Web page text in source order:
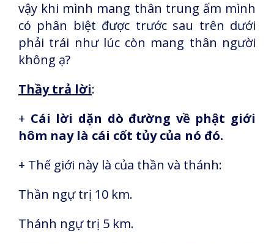
vậy khi mình mang thân trung ấm mình
có phân biệt được trước sau trên dưới
phải trái như lúc còn mang thân người
không ạ?
Thầy trả lời:
+ Cái lời dặn dò đường về phật giới
hôm nay là cái cốt tủy của nó đó.
+ Thế giới này là của thần và thánh:
Thần ngự trị 10 km.
Thánh ngự trị 5 km.